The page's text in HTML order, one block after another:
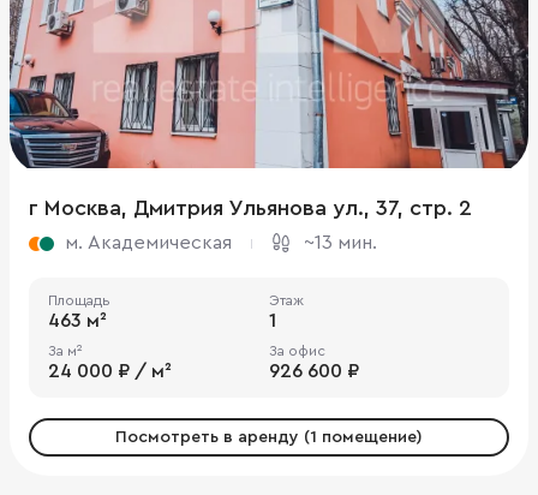
г Москва, Дмитрия Ульянова ул., 37, стр. 2
м. Академическая ~13 мин.
Площадь
463 м²
Этаж
1
За м²
24 000 ₽ / м²
За офис
926 600 ₽
Посмотреть в аренду (1 помещение)